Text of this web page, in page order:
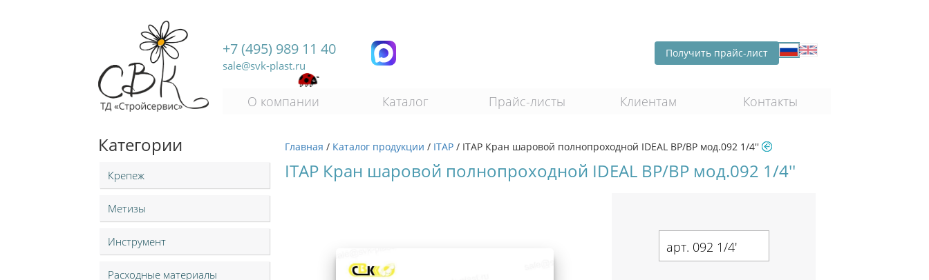
+7 (495) 989 11 40
sale@svk-plast.ru
Получить прайс-лист
О компании Каталог Прайс-листы Клиентам Контакты
Главная / Каталог продукции / ITAP / ITAP Кран шаровой полнопроходной IDEAL ВР/ВР мод.092 1/4''
Категории
Крепеж
Метизы
Инструмент
Расходные материалы
ITAP Кран шаровой полнопроходной IDEAL ВР/ВР мод.092 1/4''
арт. 092 1/4'